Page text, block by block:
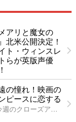
アリと魔女の
北米公開決定！
ト・ウィンスレ
らが英版声優
の憧れ！映画の
ピースに恋する
今週のクローズアップ